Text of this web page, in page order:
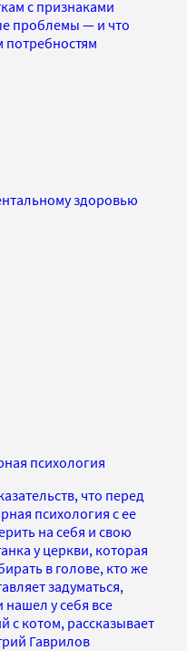
с признаками
проблемы — и что
потребностям
здоровью
психология
что перед
психология с ее
на себя и свою
у церкви, которая
в голове, кто же
задуматься,
нашел у себя все
с котом, рассказывает
Гаврилов